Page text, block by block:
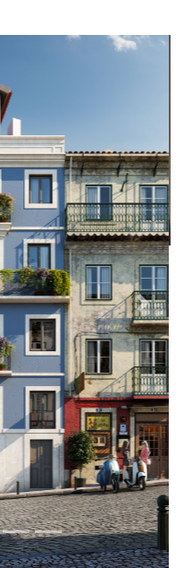
Next
sejam eles
estão cada vez
e mais
e flexibilidade
procura ir
da Procura,
as principais
destacam sempre pela
elevada qualidade
e exclusivo.
projectos da Level